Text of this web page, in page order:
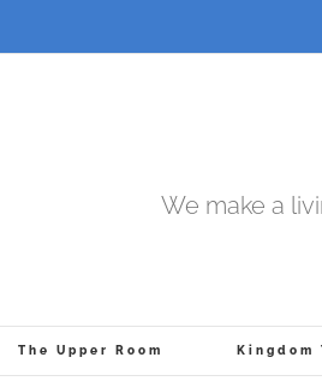
We make a
The Upper Room Kingdom